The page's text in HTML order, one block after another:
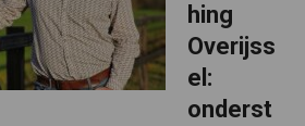
hing
Overijss
el:
onderst